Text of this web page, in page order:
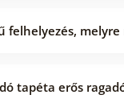
felhelyezés,
tapéta erős